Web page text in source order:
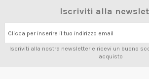
Iscriviti alla
Clicca per inserire il tuo indirizzo email
Iscriviti alla nostra newsletter e ricevi un buono
acquisto